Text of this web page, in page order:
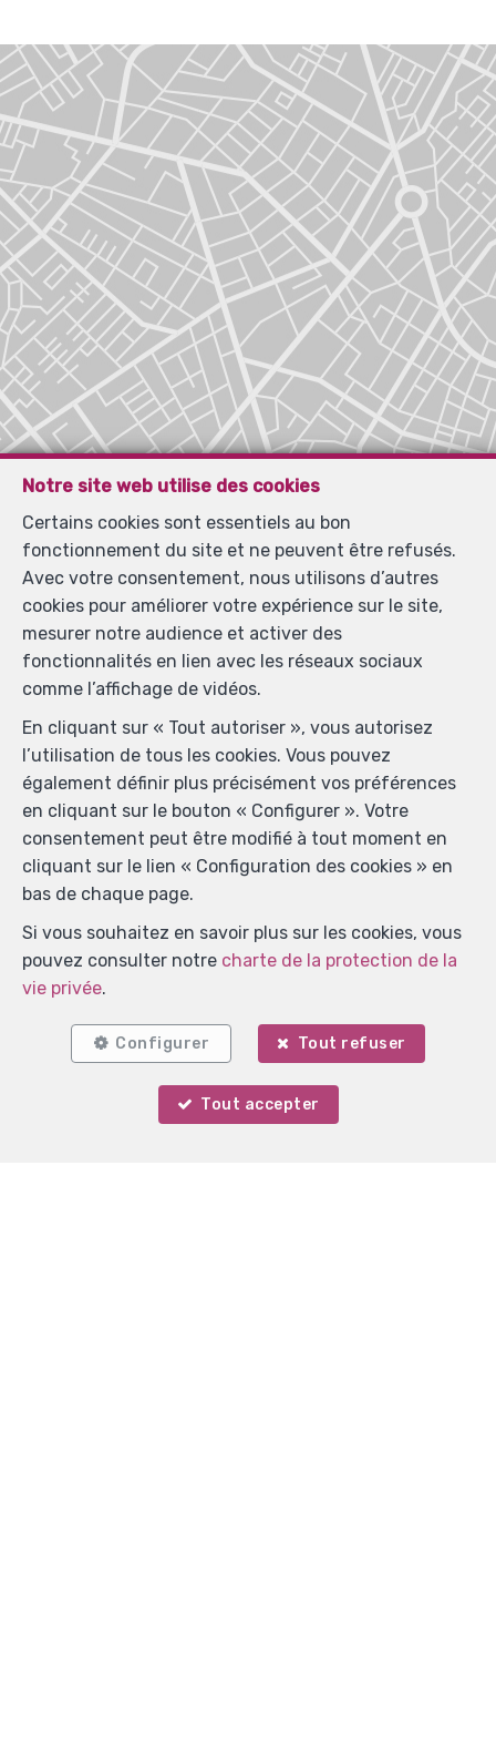
Votre agent
Localiser sur la carte
Notre site web utilise des cookies
Certains cookies sont essentiels au bon
fonctionnement du site et ne peuvent être refusés.
Avec votre consentement, nous utilisons d’autres
cookies pour améliorer votre expérience sur le site,
mesurer notre audience et activer des
fonctionnalités en lien avec les réseaux sociaux
comme l’affichage de vidéos.
En cliquant sur « Tout autoriser », vous autorisez
l’utilisation de tous les cookies. Vous pouvez
également définir plus précisément vos préférences
en cliquant sur le bouton « Configurer ». Votre
consentement peut être modifié à tout moment en
cliquant sur le lien « Configuration des cookies » en
bas de chaque page.
Si vous souhaitez en savoir plus sur les cookies, vous
pouvez consulter notre charte de la protection de la
vie privée.
Configurer Tout refuser
Tout accepter
Comme Chez Vous Immobilier - D.P
—
avenue du Douaire 56